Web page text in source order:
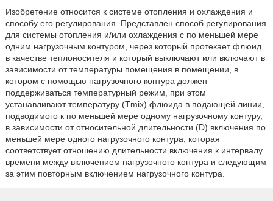
Изобретение относится к системе отопления и охлаждения и
способу его регулирования. Представлен способ регулирования
для системы отопления и/или охлаждения с по меньшей мере
одним нагрузочным контуром, через который протекает флюид
в качестве теплоносителя и который выключают или включают в
зависимости от температуры помещения в помещении, в
котором с помощью нагрузочного контура должен
поддерживаться температурный режим, при этом
устанавливают температуру (Tmix) флюида в подающей линии,
подводимого к по меньшей мере одному нагрузочному контуру,
в зависимости от относительной длительности (D) включения по
меньшей мере одного нагрузочного контура, которая
соответствует отношению длительности включения к интервалу
времени между включением нагрузочного контура и следующим
за этим повторным включением нагрузочного контура.